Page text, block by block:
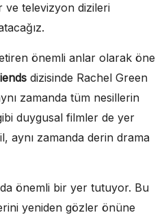
ve televizyon dizileri
önemli anlar olarak öne
dizisinde Rachel Green
zamanda tüm nesillerin
duygusal filmler de yer
aynı zamanda derin drama
önemli bir yer tutuyor. Bu
yeniden gözler önüne